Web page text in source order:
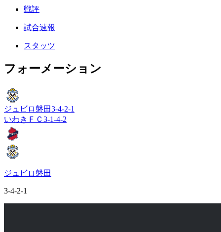
戦評
試合速報
スタッツ
フォーメーション
ジュビロ磐田3-4-2-1
いわきＦＣ 3-1-4-2
ジュビロ磐田
3-4-2-1